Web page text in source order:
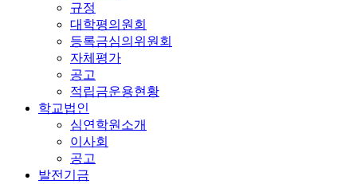
규정
대학평의원회
등록금심의위원회
자체평가
공고
적립금운용현황
학교법인
심연학원소개
이사회
공고
발전기금